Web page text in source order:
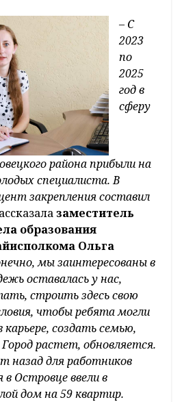
– С
2023
по
2025
год в
сферу
района прибыли на
специалиста. В
закрепления составил
заместитель
образования
Ольга
мы заинтересованы в
оставалась у нас,
строить здесь свою
чтобы ребята могли
карьере, создать семью,
растет, обновляется.
назад для работников
в Островце ввели в
дом на 59 квартир.